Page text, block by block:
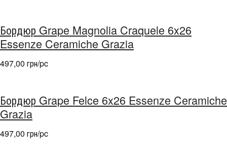
Бордюр Grape Magnolia Craquele 6x26
Essenze Ceramiche Grazia
497,00 грн/pc
Бордюр Grape Felce 6x26 Essenze Ceramiche
Grazia
497,00 грн/pc